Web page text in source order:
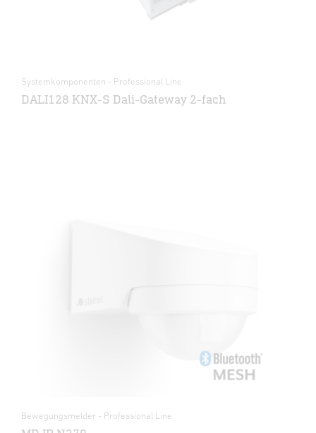
Systemkomponenten - Professional Line
DALI128 KNX-S Dali-Gateway 2-fach
Bewegungsmelder - Professional Line